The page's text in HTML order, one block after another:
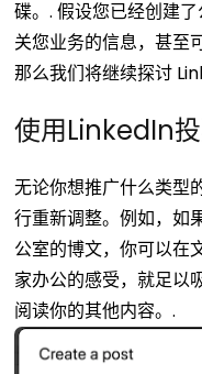
碟。. 假设您已经创建
关您业务的信息，甚至
那么我们将继续探讨
使用LinkedIn
无论你想推广什么类型
行重新调整。例如，如
公室的博文，你可以在
家办公的感受，就足以
阅读你的其他内容。.